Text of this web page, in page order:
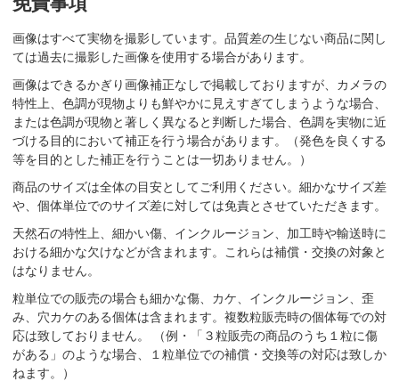
画像はすべて実物を撮影しています。品質差の生じない商品に関し
ては過去に撮影した画像を使用する場合があります。
画像はできるかぎり画像補正なしで掲載しておりますが、カメラの
特性上、色調が現物よりも鮮やかに見えすぎてしまうような場合、
または色調が現物と著しく異なると判断した場合、色調を実物に近
づける目的において補正を行う場合があります。（発色を良くする
等を目的とした補正を行うことは一切ありません。）
商品のサイズは全体の目安としてご利用ください。細かなサイズ差
や、個体単位でのサイズ差に対しては免責とさせていただきます。
天然石の特性上、細かい傷、インクルージョン、加工時や輸送時に
おける細かな欠けなどが含まれます。これらは補償・交換の対象と
はなりません。
粒単位での販売の場合も細かな傷、カケ、インクルージョン、歪
み、穴カケのある個体は含まれます。複数粒販売時の個体毎での対
応は致しておりません。 （例・「３粒販売の商品のうち１粒に傷
がある」のような場合、１粒単位での補償・交換等の対応は致しか
ねます。）